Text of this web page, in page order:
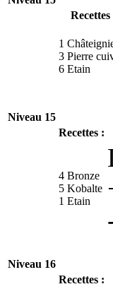
Recettes
1
3 Pierre
6 Etain
Niveau 15
Recettes :
4 Bronze
5 Kobalte
1 Etain
Niveau 16
Recettes :